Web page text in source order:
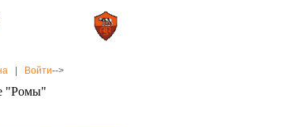
Войти-->
"Ромы"